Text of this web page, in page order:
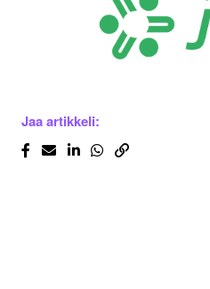
Jaa artikkeli: